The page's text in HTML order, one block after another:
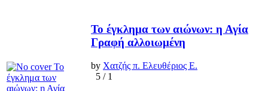
Το έγκλημα των αιώνων: η Αγία
Γραφή αλλοιωμένη
by Χατζής π. Ελευθέριος Ε.
5 / 1